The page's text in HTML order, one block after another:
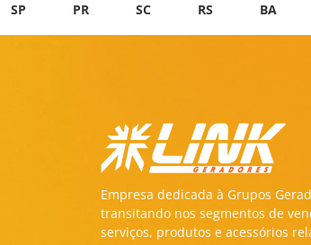
SP PR SC RS BA
Empresa dedicada à Grupos
transitando nos segmentos de
serviços, produtos e acessórios